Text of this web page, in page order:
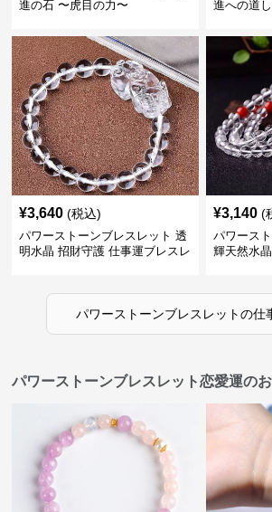
進の石 〜虎目の力〜
進への道
¥3,640 (税込)
パワーストーンブレスレット 透
明水晶 招財守護 仕事運ブレスレ
¥3,140 (
パワース
輝天然水
パワーストーンブレスレットの仕
パワーストーンブレスレット恋愛運の